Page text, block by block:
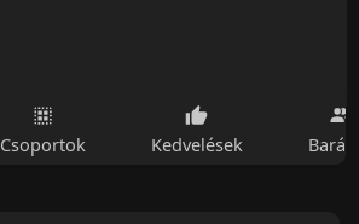
Csoportok Kedvelések